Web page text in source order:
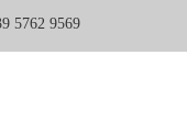
5762 9569